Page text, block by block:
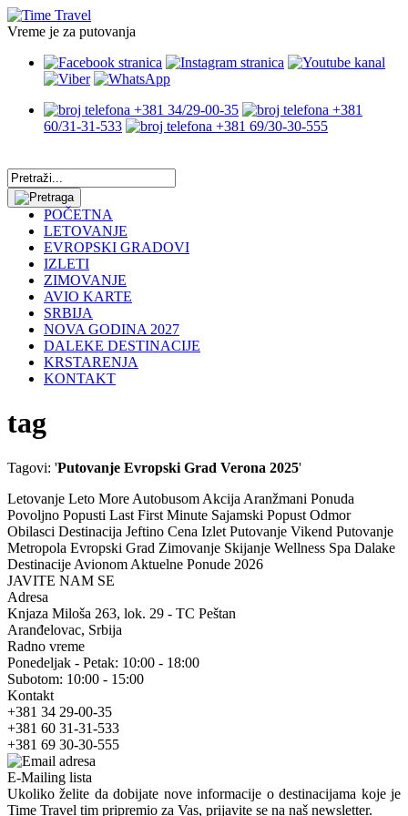
Vreme je za putovanja
+381 34/29-00-35
+381
60/31-31-533
+381 69/30-30-555
POČETNA
LETOVANJE
EVROPSKI GRADOVI
IZLETI
ZIMOVANJE
AVIO KARTE
SRBIJA
NOVA GODINA 2027
DALEKE DESTINACIJE
KRSTARENJA
KONTAKT
tag
Tagovi: 'Putovanje Evropski Grad Verona 2025'
Letovanje Leto More Autobusom Akcija Aranžmani Ponuda
Povoljno Popusti Last First Minute Sajamski Popust Odmor
Obilasci Destinacija Jeftino Cena Izlet Putovanje Vikend Putovanje
Metropola Evropski Grad Zimovanje Skijanje Wellness Spa Dalake
Destinacije Avionom Aktuelne Ponude 2026
JAVITE NAM SE
Adresa
Knjaza Miloša 263, lok. 29 - TC Peštan
Aranđelovac, Srbija
Radno vreme
Ponedeljak - Petak: 10:00 - 18:00
Subotom: 10:00 - 15:00
Kontakt
+381 34 29-00-35
+381 60 31-31-533
+381 69 30-30-555
E-Mailing lista
Ukoliko želite da dobijate nove informacije o destinacijama koje je
Time Travel tim pripremio za Vas, prijavite se na naš newsletter.